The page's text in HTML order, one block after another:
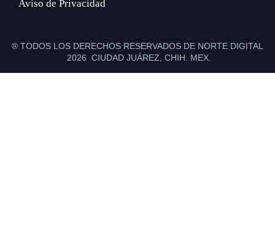
Aviso de Privacidad
® TODOS LOS DERECHOS RESERVADOS DE NORTE DIGITAL
2026 CIUDAD JUÁREZ, CHIH. MEX.